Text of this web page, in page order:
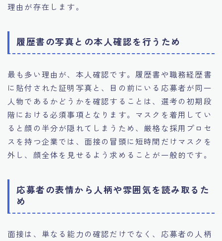
理由が存在します。
履歴書の写真との本人確認を行うため
最も多い理由が、本人確認です。履歴書や職務経歴書
に貼付された証明写真と、目の前にいる応募者が同一
人物であるかどうかを確認することは、選考の初期段
階における必須事項となります。マスクを着用してい
ると顔の半分が隠れてしまうため、厳格な採用プロセ
スを持つ企業では、面接の冒頭に短時間だけマスクを
外し、顔全体を見せるよう求めることが一般的です。
応募者の表情から人柄や雰囲気を読み取るた
め
面接は、単なる能力の確認だけでなく、応募者の人柄